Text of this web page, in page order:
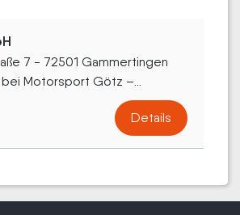
7 - 72501 Gammertingen
Motorsport Götz –...
Details